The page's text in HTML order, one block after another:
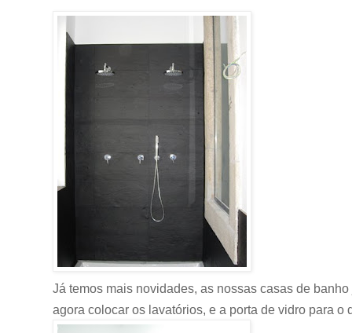
Já temos mais novidades, as nossas casas de
agora colocar os lavatórios, e a porta de vidro para o